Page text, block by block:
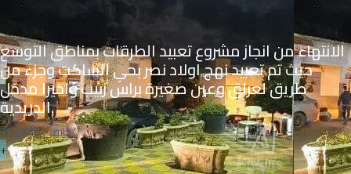
الانتهاء من انجاز مشروع تعبيد الطرقات بمناطق التوسع
حيث تم تعبيد نهج اولاد نصر بحي الساكت وجزء من
طريق لعراق وعين صغيرة براس زبيب واخيرا مدخل
الدريدية.
31 جانفي 2025
+